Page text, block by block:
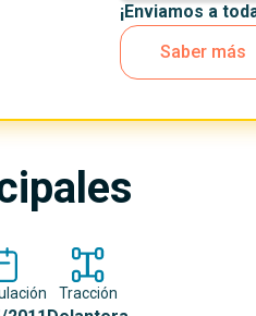
¡Enviamos a
Saber más
Tracción